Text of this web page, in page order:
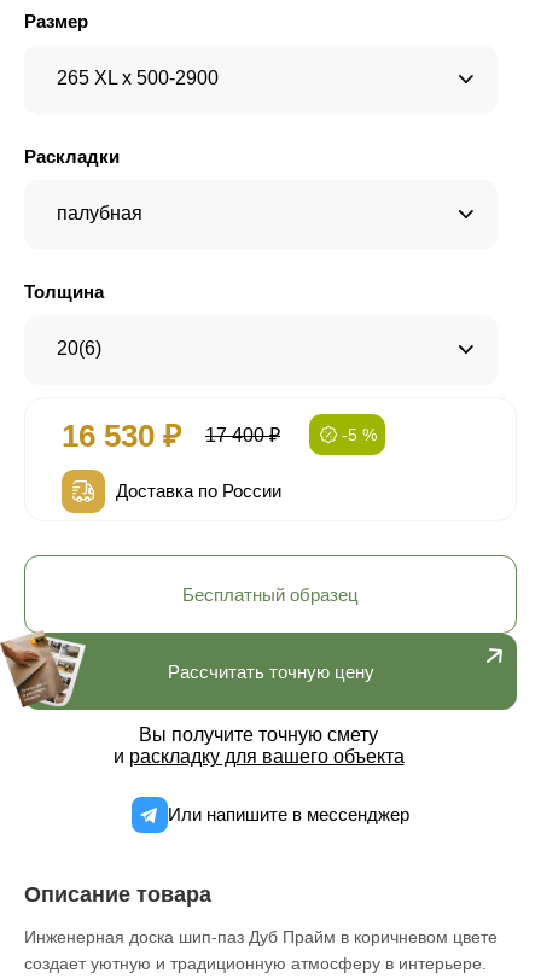
Размер
265 XL x 500-2900
Раскладки
палубная
Толщина
20(6)
16 530 ₽ 17 400 ₽ -5 %
Доставка по России
Рассчитать точную цену
Вы получите точную смету
и раскладку для вашего объекта
Или напишите в мессенджер
Бесплатный образец
Описание товара
Инженерная доска шип-паз Дуб Прайм в коричневом цвете
создает уютную и традиционную атмосферу в интерьере.